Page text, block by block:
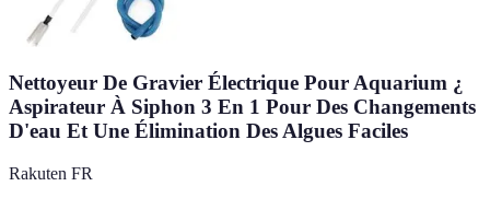
Nettoyeur De Gravier Électrique Pour Aquarium ¿
Aspirateur À Siphon 3 En 1 Pour Des Changements
D'eau Et Une Élimination Des Algues Faciles
Rakuten FR